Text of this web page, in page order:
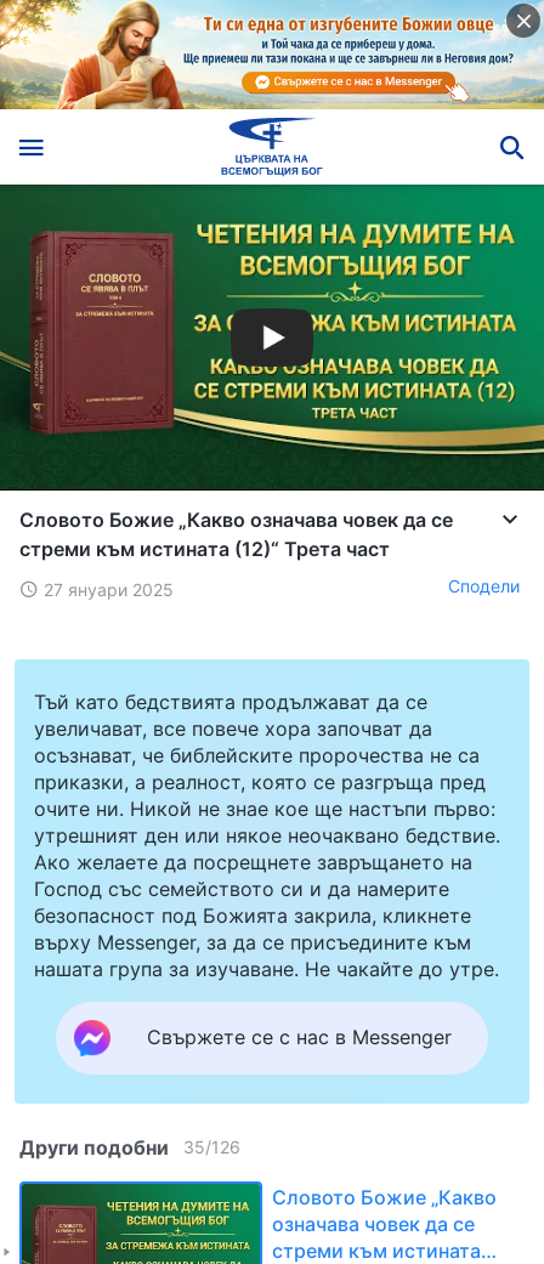
Словото Божие „Какво означава човек да се
стреми към истината (12)“ Трета част
27 януари 2025 Сподели
Тъй като бедствията продължават да се
увеличават, все повече хора започват да
осъзнават, че библейските пророчества не са
приказки, а реалност, която се разгръща пред
очите ни. Никой не знае кое ще настъпи първо:
утрешният ден или някое неочаквано бедствие.
Ако желаете да посрещнете завръщането на
Господ със семейството си и да намерите
безопасност под Божията закрила, кликнете
върху Messenger, за да се присъедините към
нашата група за изучаване. Не чакайте до утре.
Свържете се с нас в Messenger
Други подобни 35/126
Словото Божие „Какво
означава човек да се
стреми към истината